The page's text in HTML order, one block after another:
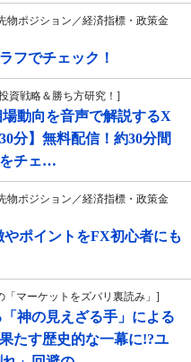
物ポジション／経済指標・政策金
フでチェック！
資戦略＆勝ち方研究！]
動向を音声で解説するX
分】無料配信！約30分間
をチェ…
物ポジション／経済指標・政策金
ポイントをFX初心者にも
マーケットをズバリ裏読み」]
神の見えざる手」による
たす歴史的な一幕に!?ユ